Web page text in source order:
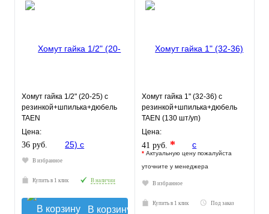
Хомут гайка 1/2" (20-25) с
резинкой+шпилька+дюбель
TAEN
Цена:
36 руб.
В избранное
Купить в 1 клик В наличии
В корзину
Хомут гайка 1" (32-36) с
резинкой+шпилька+дюбель
TAEN (130 шт/уп)
Цена:
41 руб. *
* Актуальную цену пожалуйста
уточните у менеджера
В избранное
Купить в 1 клик Под заказ